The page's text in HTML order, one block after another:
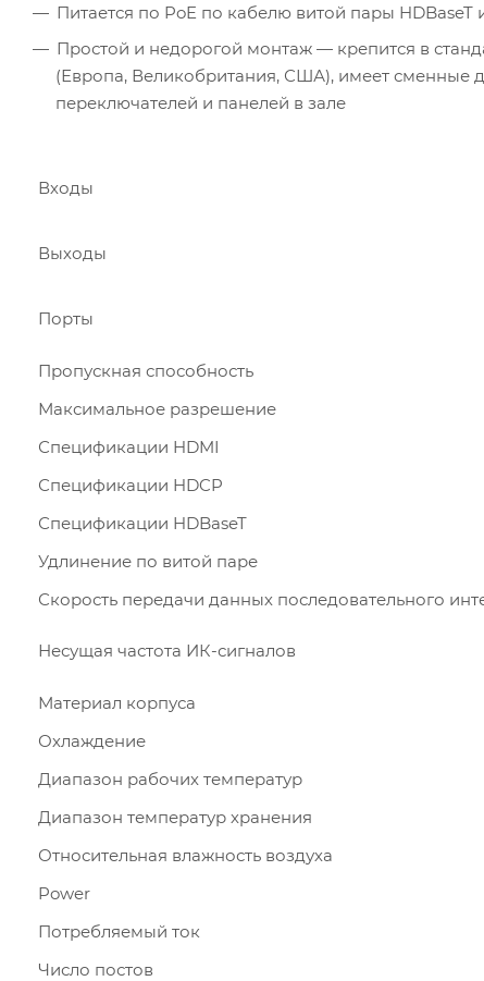
Питается по PoE по кабелю витой пары
Простой и недорогой монтаж — крепится в
(Европа, Великобритания, США), имеет сменные
переключателей и панелей в зале
Входы
Выходы
Порты
Пропускная способность
Максимальное разрешение
Спецификации HDMI
Спецификации HDCP
Спецификации HDBaseT
Удлинение по витой паре
Скорость передачи данных последовательного
Несущая частота ИК-сигналов
Материал корпуса
Охлаждение
Диапазон рабочих температур
Диапазон температур хранения
Относительная влажность воздуха
Power
Потребляемый ток
Число постов